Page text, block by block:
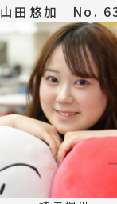
山田悠加 No.